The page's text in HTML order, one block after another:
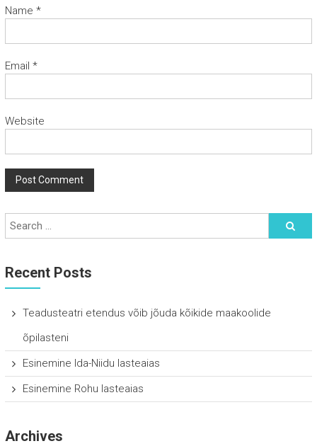
Name *
Email *
Website
Recent Posts
Teadusteatri etendus võib jõuda kõikide maakoolide
õpilasteni
Esinemine Ida-Niidu lasteaias
Esinemine Rohu lasteaias
Archives